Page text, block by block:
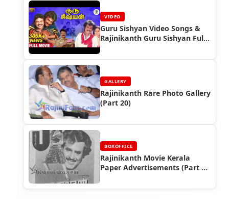
VIDEO
Guru Sishyan Video Songs &
Rajinikanth Guru Sishyan Full
GALLERY
Rajinikanth Rare Photo Gallery
(Part 20)
BOXOFFICE
Rajinikanth Movie Kerala
Paper Advertisements (Part 7)